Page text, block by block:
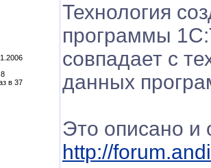
в 37
Технология
программы
совпадает с
данных
Это описано и
http://